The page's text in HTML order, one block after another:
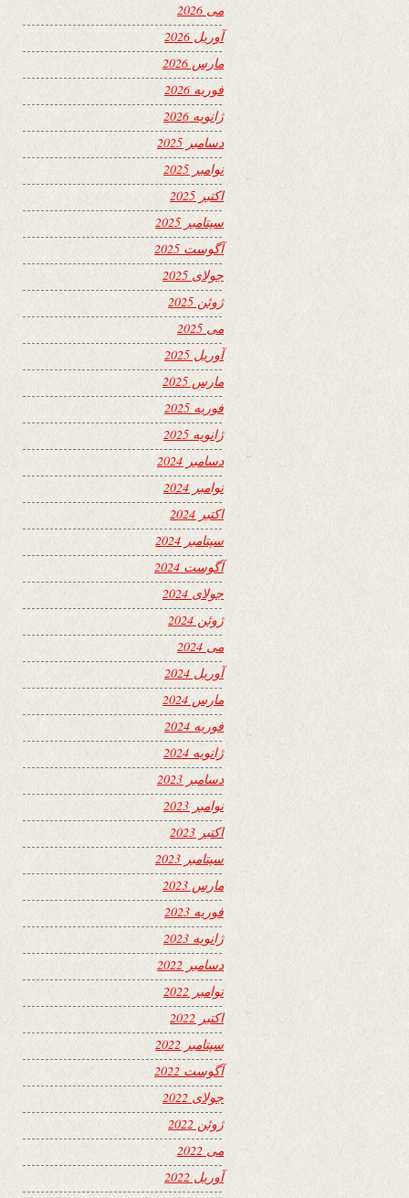
می 2026
آوریل 2026
مارس 2026
فوریه 2026
ژانویه 2026
دسامبر 2025
نوامبر 2025
اکتبر 2025
سپتامبر 2025
آگوست 2025
جولای 2025
ژوئن 2025
می 2025
آوریل 2025
مارس 2025
فوریه 2025
ژانویه 2025
دسامبر 2024
نوامبر 2024
اکتبر 2024
سپتامبر 2024
آگوست 2024
جولای 2024
ژوئن 2024
می 2024
آوریل 2024
مارس 2024
فوریه 2024
ژانویه 2024
دسامبر 2023
نوامبر 2023
اکتبر 2023
سپتامبر 2023
مارس 2023
فوریه 2023
ژانویه 2023
دسامبر 2022
نوامبر 2022
اکتبر 2022
سپتامبر 2022
آگوست 2022
جولای 2022
ژوئن 2022
می 2022
آوریل 2022